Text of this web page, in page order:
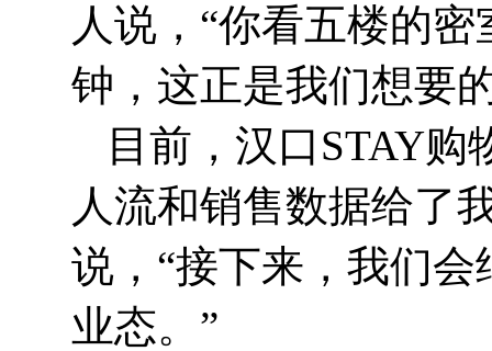
人说，“你看五楼的
钟，这正是我们想要
目前，汉口STAY
人流和销售数据给了
说，“接下来，我们
业态。”